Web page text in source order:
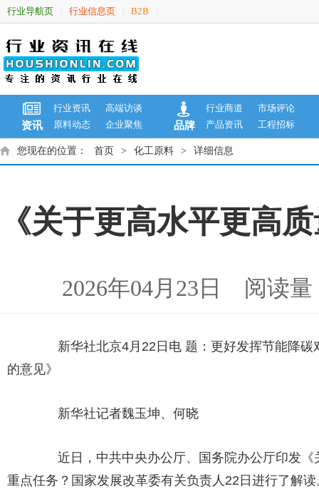
行业导航页 行业信息页 B2B
资讯
行业资讯
高端访谈
原料动态
企业聚焦 品牌
行业商道
市场评论
产品资讯
工程招标
您现在的位置： 首页 > 化工原料 > 详细信息
《关于更高水平更高
2026年04月23日 阅读
新华社北京4月22日电 题：更好发挥节能降碳
的意见》
新华社记者魏玉坤、何晓
近日，中共中央办公厅、国务院办公厅印发《
重点任务？国家发展改革委有关负责人22日进行了解读